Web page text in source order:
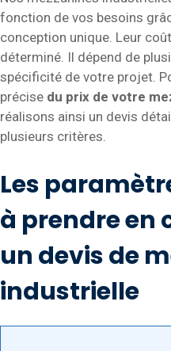
fonction de vos besoins
conception unique. Leur
déterminé. Il dépend de
spécificité de votre projet.
précise du prix de votre
réalisons ainsi un devis
plusieurs critères.
Les
à prendre en
un devis de
industrielle